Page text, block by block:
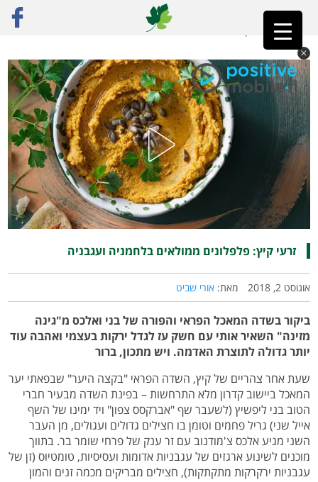
ראשי»פוסט נבחר זרעי קיץ: פלפלונים ממולאים בלחמניה ועגבניה
זרעי קיץ: פלפלונים ממולאים בלחמניה ועגבניה
אוגוסט 2, 2018 מאת: אורי שביט
ביקור בשדה המאכל הפראי והפורה של בני ואלכס מ"גינה
מזינה" השאיר אותי עם חשק עז לגדל ירקות בעצמי ואהבה עוד
יותר גדולה לתוצרת האדמה. ויש מתכון, ברור
שעת אחר צהריים של קיץ, השדה הפראי "בקצה היער" שבפאתי יער
המאכל ביישוב קדרון מלא התרחשות – בפינת השדה מבעיר חברי
הטוב בני ליפשיץ (לשעבר שף "אברקסס צפון" ויד ימינו של השף
אייל שני) גריל פחמים וטומן בו חצילים גדולים ועגולים, מן העבר
השני מגיע אלכס צ'מודנוב עם זר ענק של פרחי שומר בר. בתווך
מוכנים לשינוע ארגזים של עגבניות אדומות ועסיסיות, טומטיוס (זן של
עגבניות ירקרקות מתקתקות), חצילים מבריקים מכמה זנים והמון